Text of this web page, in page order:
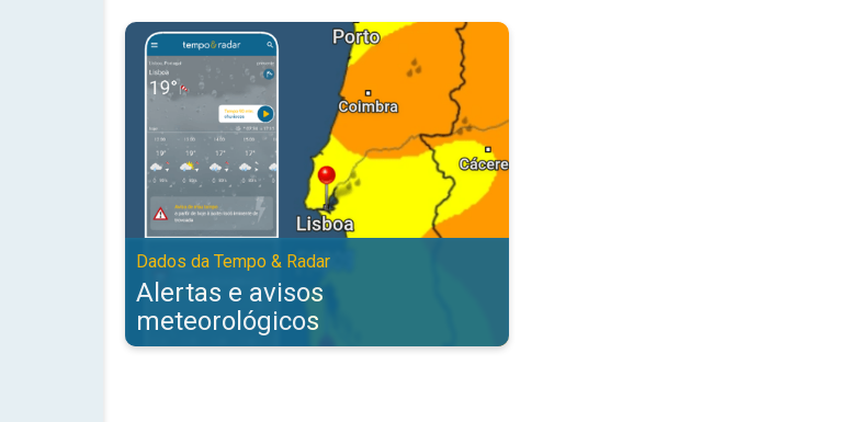
Alertas e avisos meteorológicos. Dados da Tempo & Radar. . .
Dados da Tempo & Radar
Alertas e avisos
meteorológicos